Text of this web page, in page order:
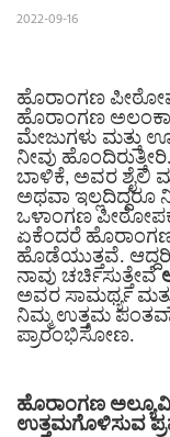
2022-09-16
ಹೊರಾಂಗಣ
ಹೊರಾಂಗಣ
ಮೇಜುಗಳು ಮತ್ತು
ನೀವು
ಬಾಳಿಕೆ, ಅವರ ಶೈಲಿ
ಅಥವಾ ಇಲ್ಲದಿದ್ದರೂ
ಒಳಾಂಗಣ
ಏಕೆಂದರೆ
ಹೊಡೆಯುತ್ತವೆ.
ನಾವು ಚರ್ಚಿಸುತ್ತೇವೆ
ಅವರ ಸಾಮರ್ಥ್ಯ
ನಿಮ್ಮ ಉತ್ತಮ
ಪ್ರಾರಂಭಿಸೋಣ.
ಹೊರಾಂಗಣ
ಉತ್ತಮಗೊಳಿಸುವ